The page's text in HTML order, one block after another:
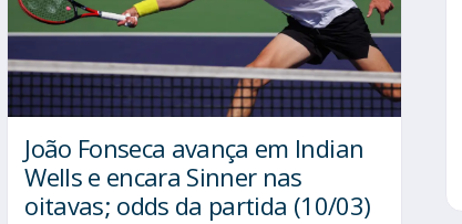
João Fonseca avança em Indian
Wells e encara Sinner nas
oitavas; odds da partida (10/03)